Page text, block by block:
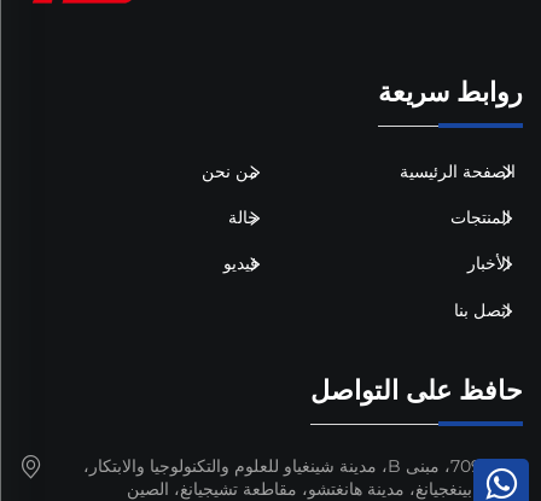
روابط سريعة
الصفحة الرئيسية من نحن
المنتجات حالة
الأخبار فيديو
اتصل بنا
حافظ على التواصل
غرفة 709، مبنى B، مدينة شينغياو للعلوم والتكنولوجيا والابتكار،
منطقة بينغجيانغ، مدينة هانغتشو، مقاطعة تشيجيانغ، الصين